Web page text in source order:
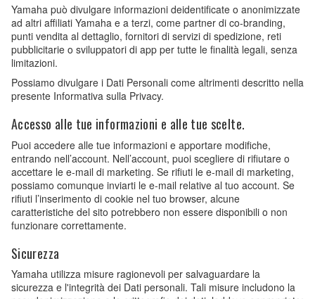
Yamaha può divulgare informazioni deidentificate o anonimizzate
ad altri affiliati Yamaha e a terzi, come partner di co-branding,
punti vendita al dettaglio, fornitori di servizi di spedizione, reti
pubblicitarie o sviluppatori di app per tutte le finalità legali, senza
limitazioni.
Possiamo divulgare i Dati Personali come altrimenti descritto nella
presente Informativa sulla Privacy.
Accesso alle tue informazioni e alle tue scelte.
Puoi accedere alle tue informazioni e apportare modifiche,
entrando nell’account. Nell’account, puoi scegliere di rifiutare o
accettare le e-mail di marketing. Se rifiuti le e-mail di marketing,
possiamo comunque inviarti le e-mail relative al tuo account. Se
rifiuti l’inserimento di cookie nel tuo browser, alcune
caratteristiche del sito potrebbero non essere disponibili o non
funzionare correttamente.
Sicurezza
Yamaha utilizza misure ragionevoli per salvaguardare la
sicurezza e l'integrità dei Dati personali. Tali misure includono la